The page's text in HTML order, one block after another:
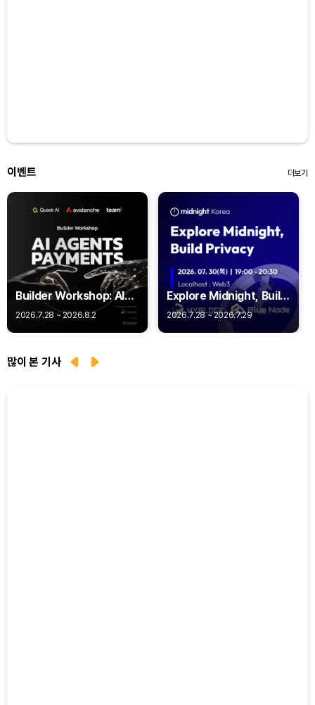
이벤트 더보기
Builder Workshop: AI
Agent Payments -
2026.7.28 ~ 2026.8.2
Explore Midnight, Build
Privacy
2026.7.28 ~ 2026.7.29
많이 본 기사